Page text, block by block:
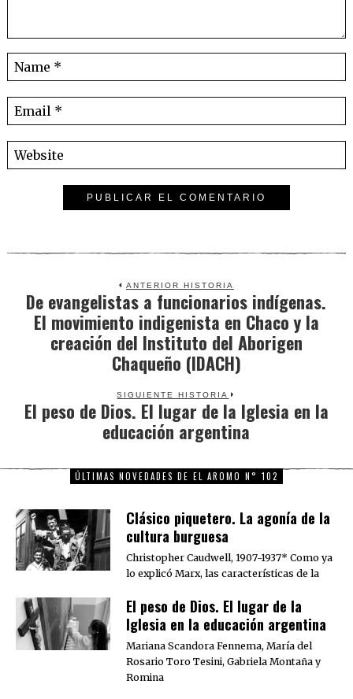
ANTERIOR HISTORIA
Previous
post:
De evangelistas a funcionarios indígenas.
El movimiento indigenista en Chaco y la
creación del Instituto del Aborigen
Chaqueño (IDACH)
SIGUIENTE HISTORIA
Next
post:
El peso de Dios. El lugar de la Iglesia en la
educación argentina
ÚLTIMAS NOVEDADES DE EL AROMO N° 102
Clásico piquetero. La agonía de la
cultura burguesa
Christopher Caudwell, 1907-1937* Como ya
lo explicó Marx, las características de la
El peso de Dios. El lugar de la
Iglesia en la educación argentina
Mariana Scandora Fennema, María del
Rosario Toro Tesini, Gabriela Montaña y
Romina